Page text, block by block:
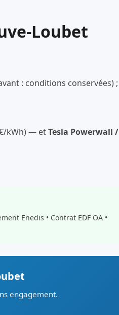
Loubet
: conditions conservées) ;
kWh) — etTesla Powerwall /
Enedis • Contrat EDF OA •
engagement.